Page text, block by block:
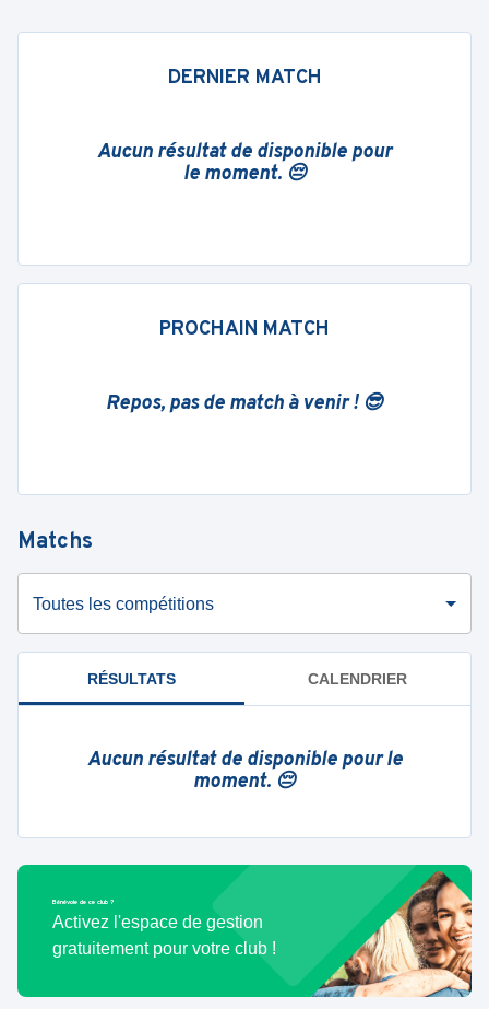
DERNIER MATCH
Aucun résultat de disponible pour
le moment. 😔
PROCHAIN MATCH
Repos, pas de match à venir ! 😎
Matchs
Toutes les compétitions
RÉSULTATS CALENDRIER
Aucun résultat de disponible pour le
moment. 😔
Bénévole de ce club ?
Activez l'espace de gestion
gratuitement pour votre club !